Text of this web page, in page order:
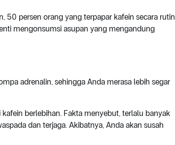
50 persen orang yang terpapar kafein secara rutin
mengonsumsi asupan yang mengandung
adrenalin, sehingga Anda merasa lebih segar
berlebihan. Fakta menyebut, terlalu banyak
dan terjaga. Akibatnya, Anda akan susah